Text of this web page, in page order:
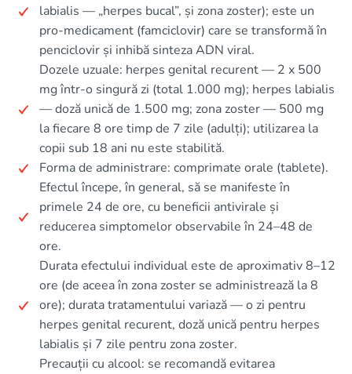
labialis — „herpes bucal”, și zona zoster); este un
pro‑medicament (famciclovir) care se transformă în
penciclovir și inhibă sinteza ADN viral.
Dozele uzuale: herpes genital recurent — 2 x 500
mg într-o singură zi (total 1.000 mg); herpes labialis
— doză unică de 1.500 mg; zona zoster — 500 mg
la fiecare 8 ore timp de 7 zile (adulți); utilizarea la
copii sub 18 ani nu este stabilită.
Forma de administrare: comprimate orale (tablete).
Efectul începe, în general, să se manifeste în
primele 24 de ore, cu beneficii antivirale și
reducerea simptomelor observabile în 24–48 de
ore.
Durata efectului individual este de aproximativ 8–12
ore (de aceea în zona zoster se administrează la 8
ore); durata tratamentului variază — o zi pentru
herpes genital recurent, doză unică pentru herpes
labialis și 7 zile pentru zona zoster.
Precauții cu alcool: se recomandă evitarea